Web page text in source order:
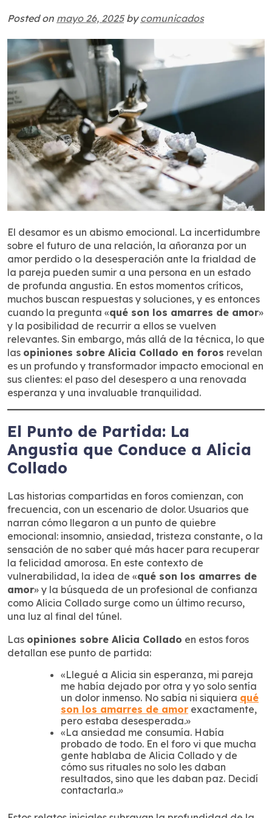
Posted on mayo 26, 2025bycomunicados
El desamor es un abismo emocional. La incertidumbre
sobre el futuro de una relación, la añoranza por un
amor perdido o la desesperación ante la frialdad de
la pareja pueden sumir a una persona en un estado
de profunda angustia. En estos momentos críticos,
muchos buscan respuestas y soluciones, y es entonces
cuando la pregunta «qué son los amarres de amor»
y la posibilidad de recurrir a ellos se vuelven
relevantes. Sin embargo, más allá de la técnica, lo que
las opiniones sobre Alicia Collado en foros revelan
es un profundo y transformador impacto emocional en
sus clientes: el paso del desespero a una renovada
esperanza y una invaluable tranquilidad.
El Punto de Partida: La
Angustia que Conduce a Alicia
Collado
Las historias compartidas en foros comienzan, con
frecuencia, con un escenario de dolor. Usuarios que
narran cómo llegaron a un punto de quiebre
emocional: insomnio, ansiedad, tristeza constante, o la
sensación de no saber qué más hacer para recuperar
la felicidad amorosa. En este contexto de
vulnerabilidad, la idea de «qué son los amarres de
amor» y la búsqueda de un profesional de confianza
como Alicia Collado surge como un último recurso,
una luz al final del túnel.
Las opiniones sobre Alicia Collado en estos foros
detallan ese punto de partida:
«Llegué a Alicia sin esperanza, mi pareja
me había dejado por otra y yo solo sentía
un dolor inmenso. No sabía ni siquiera qué
son los amarres de amor exactamente,
pero estaba desesperada.»
«La ansiedad me consumía. Había
probado de todo. En el foro vi que mucha
gente hablaba de Alicia Collado y de
cómo sus rituales no solo les daban
resultados, sino que les daban paz. Decidí
contactarla.»